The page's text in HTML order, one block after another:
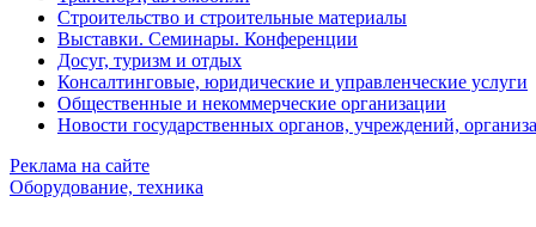
Строительство и строительные материалы
Выставки. Семинары. Конференции
Досуг, туризм и отдых
Консалтинговые, юридические и управленческие услуги
Общественные и некоммерческие организации
Новости государственных органов, учреждений,
Реклама на сайте
Оборудование, техника